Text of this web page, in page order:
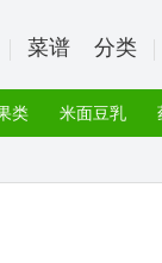
菜谱 分类
类 米面豆乳